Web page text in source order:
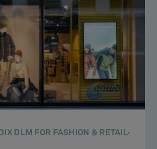
DLM FOR FASHION & RETAIL